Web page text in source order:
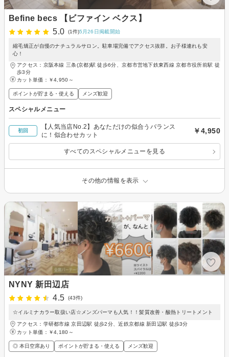
Befine becs 【ビファイン ベクス】
5.0
(1件)5月26日掲載開始
縮毛矯正が自慢のナチュラルサロン。駐車場完備でアクセス抜群。お子様連れも安
心！
アクセス：京阪本線 三条(京都)駅 徒歩6分、京都市営地下鉄東西線 京都市役所前駅 徒
歩3分
カット単価： ￥4,950～
ポイントが貯まる・使える メンズ歓迎
スペシャルメニュー
初回
【人気当店No.2】あなただけの似合うバランス
に！似合わせカット
￥4,950
すべてのスペシャルメニューを見る
その他の情報を表示
NYNY 新田辺店
4.5
(43件)
☆イルミナカラー取扱い店☆メンズパーマも人気！！髪質改善・酸熱トリートメント
アクセス：学研都市線 京田辺駅 徒歩2分、近鉄京都線 新田辺駅 徒歩3分
カット単価： ￥4,180～
◎ 本日空席あり ポイントが貯まる・使える メンズ歓迎